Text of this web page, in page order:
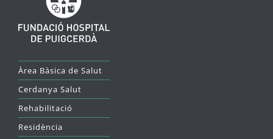
Àrea Bàsica de Salut
Cerdanya Salut
Rehabilitació
Residència